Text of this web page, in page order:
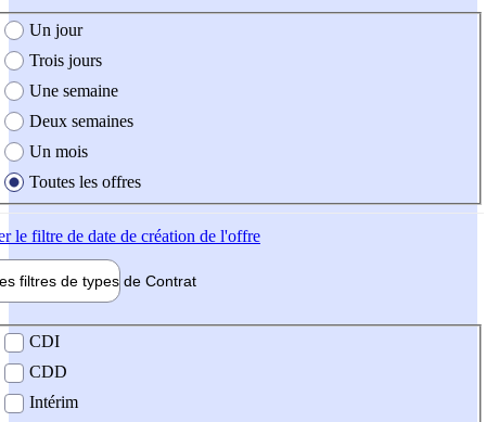
création de l'offre
Un jour
Trois jours
Une semaine
Deux semaines
Un mois
Toutes les offres
le filtre de date de création de l'offre
filtres de types de Contrat
contrat
CDI
CDD
Intérim